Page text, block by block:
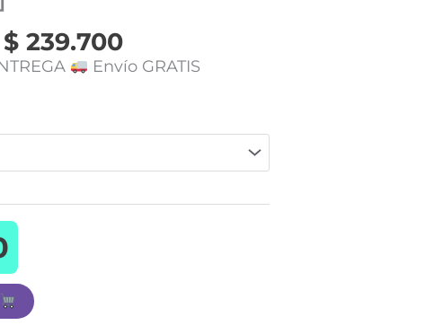
$ 239.700
Envío GRATIS